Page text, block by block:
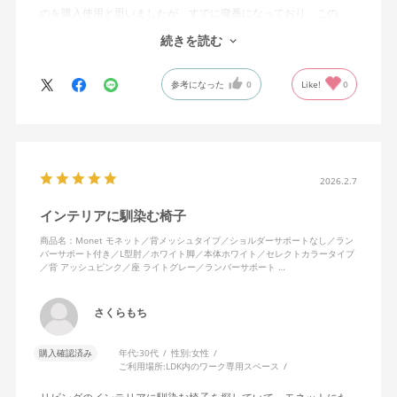
のを購入使用と思いましたが、すでに廃番になっており、この
MonEtを購入しました。やや固めの椅子ですが、使っているうち
になじんでくるのではと思っています。フローリング床で使って
いますが、ややキャスターがよく動きすぎるのが難点でしょう
か。
続きを読む
参考になった 0 Like! 0
2026.2.7
インテリアに馴染む椅子
商品名：Monet モネット／背メッシュタイプ／ショルダーサポートなし／ラン
バーサポート付き／L型肘／ホワイト脚／本体ホワイト／セレクトカラータイプ
／背 アッシュピンク／座 ライトグレー／ランバーサポート …
さくらもち
購入確認済み 年代:30代 性別:女性
ご利用場所:LDK内のワーク専用スペース